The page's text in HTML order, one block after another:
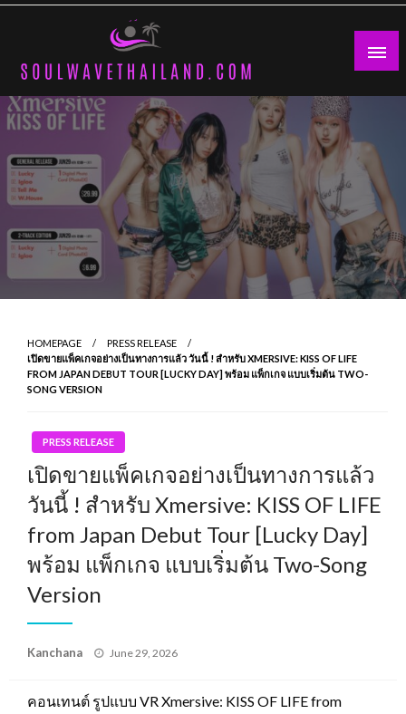
Skip
HOMEPAGE
PRESS RELEASE
เปิดขายแพ็คเกจอย่างเป็นทางการแล้ว วันนี้ ! สำหรับ XMERSIVE: KISS OF LIFE
FROM JAPAN DEBUT TOUR [LUCKY DAY] พร้อม แพ็กเกจ แบบเริ่มต้น TWO-
SONG VERSION
PRESS RELEASE
เปิดขายแพ็คเกจอย่างเป็นทางการแล้ว
วันนี้ ! สำหรับ Xmersive: KISS OF LIFE
from Japan Debut Tour [Lucky Day]
พร้อม แพ็กเกจ แบบเริ่มต้น Two-Song
Version
Kanchana
Posted
June 29, 2026
คอนเทนต์ รูปแบบ VR Xmersive: KISS OF LIFE from